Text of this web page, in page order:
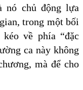
nó chủ động lựa
trong một bối
về phía “đặc
ca này không
mà để cho